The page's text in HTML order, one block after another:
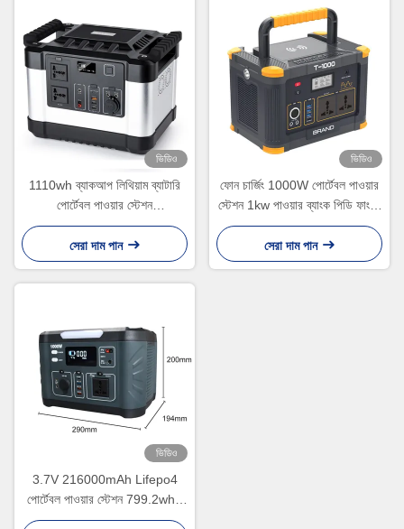
ভিডিও
1110wh ব্যাকআপ লিথিয়াম ব্যাটারি
পোর্টেবল পাওয়ার স্টেশন
300000mAh 1000 ওয়াট পাওয়ার
ব্যাংক
সেরা দাম পান
ভিডিও
ফোন চার্জিং 1000W পোর্টেবল পাওয়ার
স্টেশন 1kw পাওয়ার ব্যাংক পিডি ফাংশন
সহ
সেরা দাম পান
ভিডিও
3.7V 216000mAh Lifepo4
পোর্টেবল পাওয়ার স্টেশন 799.2wh /
1000w পাওয়ার ব্যাংক